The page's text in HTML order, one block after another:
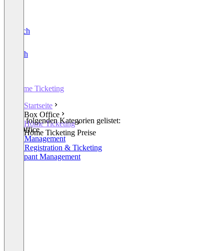
Deutsch
English
Höme Ticketing
Startseite
Box Office
Höme Ticketing
Höme Ticketing Preise
In den folgenden Kategorien gelistet:
Box Office
Event Management
Event Registration & Ticketing
Participant Management